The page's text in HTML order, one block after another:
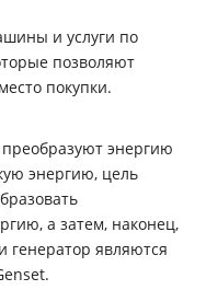
и услуги по
позволяют
покупки.
энергию
энергию, цель
а затем, наконец,
генератор являются